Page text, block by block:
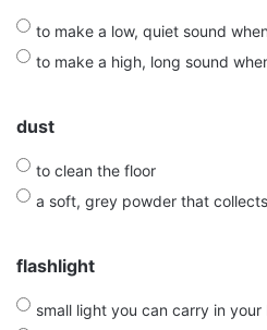
to make a low, quiet sound
to make a high, long sound
dust
to clean the floor
a soft, grey powder that
flashlight
small light you can carry in your